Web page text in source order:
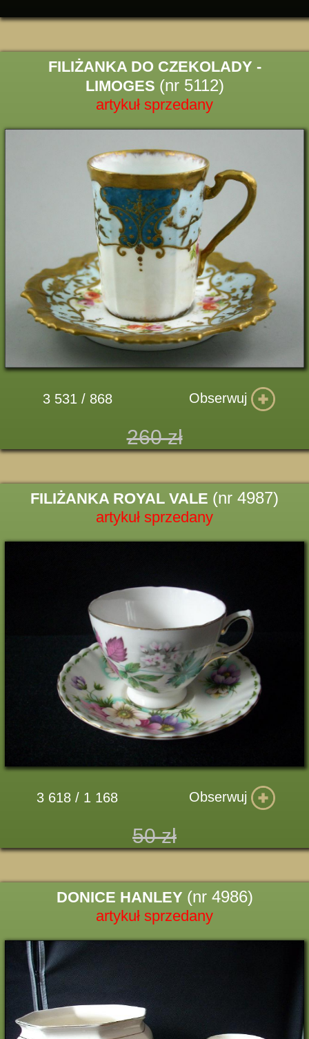
FILIŻANKA DO CZEKOLADY -
LIMOGES (nr 5112)
artykuł sprzedany
3 531 / 868 Obserwuj
260 zł
FILIŻANKA ROYAL VALE (nr 4987)
artykuł sprzedany
3 618 / 1 168 Obserwuj
50 zł
DONICE HANLEY (nr 4986)
artykuł sprzedany